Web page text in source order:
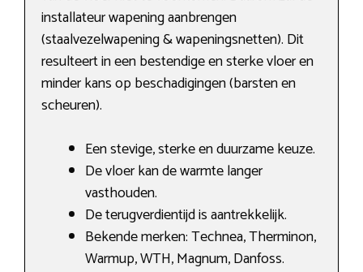
installateur wapening aanbrengen
(staalvezelwapening & wapeningsnetten). Dit
resulteert in een bestendige en sterke vloer en
minder kans op beschadigingen (barsten en
scheuren).
Een stevige, sterke en duurzame keuze.
De vloer kan de warmte langer
vasthouden.
De terugverdientijd is aantrekkelijk.
Bekende merken: Technea, Therminon,
Warmup, WTH, Magnum, Danfoss.